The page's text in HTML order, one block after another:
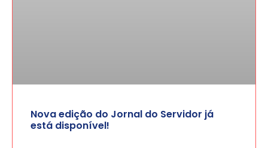
Nova edição do Jornal do Servidor já
está disponível!